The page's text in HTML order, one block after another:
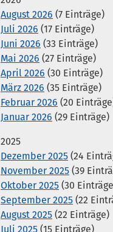
August 2026 (7 Einträge)
Juli 2026 (17 Einträge)
Juni 2026 (33 Einträge)
Mai 2026 (27 Einträge)
April 2026 (30 Einträge)
März 2026 (35 Einträge)
Februar 2026 (20
Januar 2026 (29 Einträge)
2025
Dezember 2025 (24
November 2025 (39
Oktober 2025 (30
September 2025 (22
August 2025 (22 Einträge)
Juli 2025 (15 Einträge)